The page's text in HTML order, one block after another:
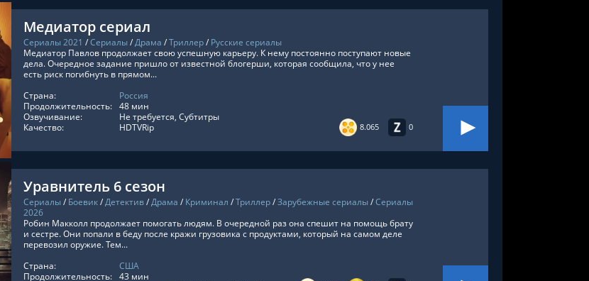
Медиатор сериал
Сериалы 2021 /Сериалы/Драма /Триллер/ Русские сериалы
8.065 0
Медиатор Павлов продолжает свою успешную карьеру. К нему постоянно поступают новые
дела. Очередное задание пришло от известной блогерши, которая сообщила, что у нее
есть риск погибнуть в прямом...
Страна:
Россия
Продолжительность: 48 мин
Озвучивание:
Не требуется, Субтитры
Качество:
HDTVRip
Уравнитель 6 сезон
Сериалы/ Боевик/Детектив/Драма / Криминал /Триллер/Зарубежные сериалы/Сериалы
2026
Робин Макколл продолжает помогать людям. В очередной раз она спешит на помощь брату
и сестре. Они попали в беду после кражи грузовика с продуктами, который на самом деле
перевозил оружие. Тем...
Страна:
США
Продолжительность: 43 мин